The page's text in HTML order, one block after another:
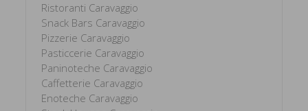
Ristoranti Caravaggio
Snack Bars Caravaggio
Pizzerie Caravaggio
Pasticcerie Caravaggio
Paninoteche Caravaggio
Caffetterie Caravaggio
Enoteche Caravaggio